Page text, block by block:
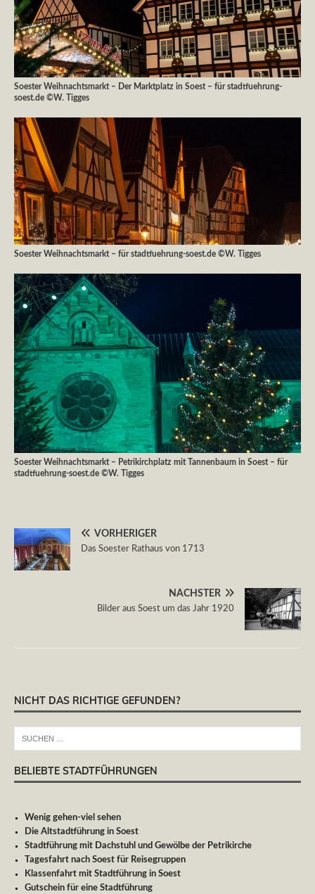
Soester Weihnachtsmarkt – Der Marktplatz in Soest – für stadtfuehrung-
soest.de ©W. Tigges
Soester Weihnachtsmarkt – für stadtfuehrung-soest.de ©W. Tigges
Soester Weihnachtsmarkt – Petrikirchplatz mit Tannenbaum in Soest – für
stadtfuehrung-soest.de ©W. Tigges
VORHERIGER
Das Soester Rathaus von 1713
NÄCHSTER
Bilder aus Soest um das Jahr 1920
NICHT DAS RICHTIGE GEFUNDEN?
BELIEBTE STADTFÜHRUNGEN
Wenig gehen-viel sehen
Die Altstadtführung in Soest
Stadtführung mit Dachstuhl und Gewölbe der Petrikirche
Tagesfahrt nach Soest für Reisegruppen
Klassenfahrt mit Stadtführung in Soest
Gutschein für eine Stadtführung